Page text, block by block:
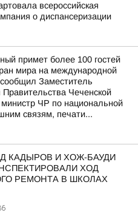
всероссийская
о диспансеризации
примет более 100 гостей
мира на международной
Заместитель
Чеченской
ЧР по национальной
связям, печати...
КАДЫРОВ И ХОЖ-БАУДИ
ХОД
РЕМОНТА В ШКОЛАХ